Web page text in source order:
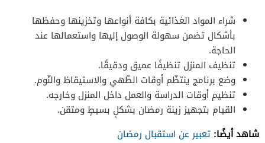
شراء المواد الغذائية بكافة أنواعها وتخزينها وحفظها
بأشكال تضمن سهولة الوصول إليها واستعمالها عند
الحاجة.
تنظيف المنزل تنظيفًا عميق ودقيقًا.
وضع برنامج ينتظّم أوقات الطّهي والاستيقاظ والنّوم.
تنظيم أوقات الدراسة والعمل داخل المنزل وخارجه.
القيام بتجهيز زينة رمضان بشكلٍ بسيطٍ ومتقن.
شاهد أيضًا: تعبير عن استقبال رمضان